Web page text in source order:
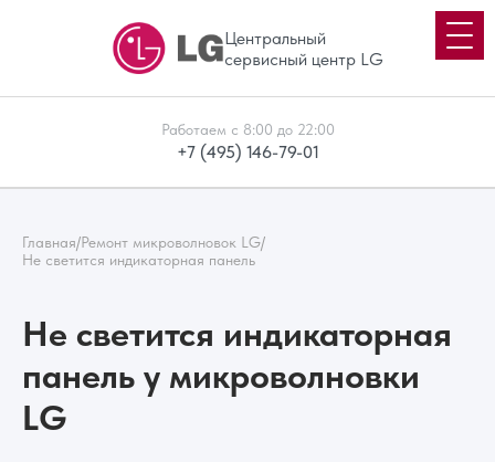
Центральный
сервисный центр LG
Работаем с 8:00 до 22:00
+7 (495) 146-79-01
Главная/Ремонт микроволновок LG/
Не светится индикаторная панель
Не светится индикаторная
панель у микроволновки
LG